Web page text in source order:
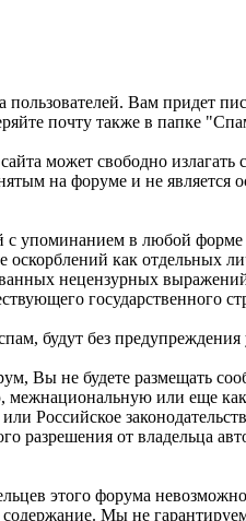
Вам придет
почту также в папке
может свободно
на форуме и не
упоминанием в любой
как отдельных
нецензурных
государственного
будут без
Вы не будете размещать
межнациональную или еще
Российское
разрешения от владельца
этого форума
содержание. Мы не